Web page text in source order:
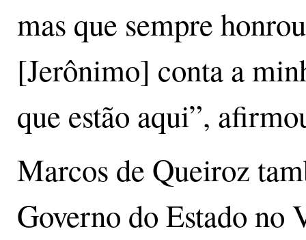
mas que sempre
[Jerônimo] conta a
que estão aqui”,
Marcos de Queiroz
Governo do Estado no